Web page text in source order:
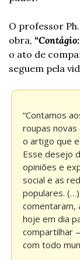
O professor
obra,
o ato de
seguem pela
“Contamos
roupas
o artigo que
Esse desejo
opiniões e
social e as
populares.
comentaram,
hoje em dia
compartilhar
com todo